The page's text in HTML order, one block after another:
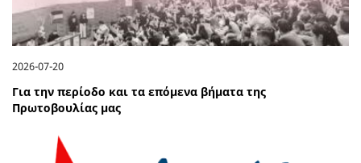
2026-07-20
Για την περίοδο και τα επόμενα βήματα της
Πρωτοβουλίας μας